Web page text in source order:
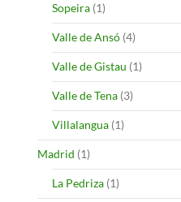
Sopeira (1)
Valle de Ansó (4)
Valle de Gistau (1)
Valle de Tena (3)
Villalangua (1)
Madrid (1)
La Pedriza (1)